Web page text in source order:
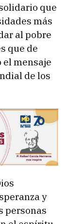
que
más
al pobre
que de
el mensaje
de los
y
personas